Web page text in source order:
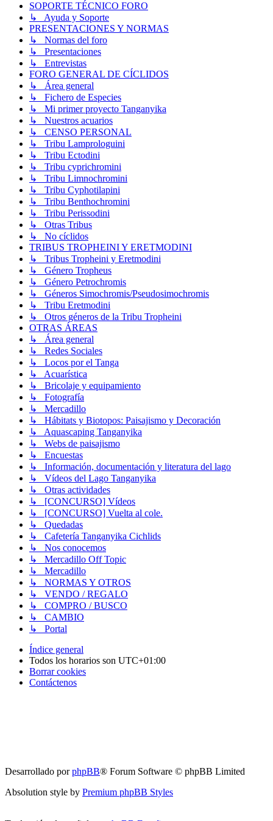
SOPORTE TÉCNICO FORO
↳ Ayuda y Soporte
PRESENTACIONES Y NORMAS
↳ Normas del foro
↳ Presentaciones
↳ Entrevistas
FORO GENERAL DE CÍCLIDOS
↳ Área general
↳ Fichero de Especies
↳ Mi primer proyecto Tanganyika
↳ Nuestros acuarios
↳ CENSO PERSONAL
↳ Tribu Lamprologuini
↳ Tribu Ectodini
↳ Tribu cyprichromini
↳ Tribu Limnochromini
↳ Tribu Cyphotilapini
↳ Tribu Benthochromini
↳ Tribu Perissodini
↳ Otras Tribus
↳ No cíclidos
TRIBUS TROPHEINI Y ERETMODINI
↳ Tribus Tropheini y Eretmodini
↳ Género Tropheus
↳ Género Petrochromis
↳ Géneros Simochromis/Pseudosimochromis
↳ Tribu Eretmodini
↳ Otros géneros de la Tribu Tropheini
OTRAS ÁREAS
↳ Área general
↳ Redes Sociales
↳ Locos por el Tanga
↳ Acuarística
↳ Bricolaje y equipamiento
↳ Fotografía
↳ Mercadillo
↳ Hábitats y Biotopos: Paisajismo y Decoración
↳ Aquascaping Tanganyika
↳ Webs de paisajismo
↳ Encuestas
↳ Información, documentación y literatura del lago
↳ Vídeos del Lago Tanganyika
↳ Otras actividades
↳ [CONCURSO] Vídeos
↳ [CONCURSO] Vuelta al cole.
↳ Quedadas
↳ Cafetería Tanganyika Cichlids
↳ Nos conocemos
↳ Mercadillo Off Topic
↳ Mercadillo
↳ NORMAS Y OTROS
↳ VENDO / REGALO
↳ COMPRO / BUSCO
↳ CAMBIO
↳ Portal
Índice general
Todos los horarios son UTC+01:00
Borrar cookies
Contáctenos
Desarrollado porphpBB® Forum Software © phpBB Limited
Absolution style by Premium phpBB Styles